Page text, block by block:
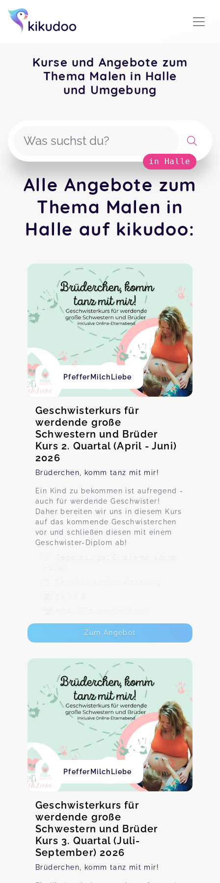
Kurse und Angebote zum
Thema Malen in Halle
und Umgebung
in Halle
Alle Angebote zum
Thema Malen in
Halle auf kikudoo:
PfefferMilchLiebe
Geschwisterkurs für
werdende große
Schwestern und Brüder
Kurs 2. Quartal (April - Juni)
2026
Brüderchen, komm tanz mit mir!
Ein Kind zu bekommen ist aufregend -
auch für werdende Geschwister!
Daher bereiten wir uns in diesem Kurs
auf das kommende Geschwisterchen
vor und schließen diesen mit einem
Geschwister-Diplom ab!
Regensburger Straße 7c, 06132
Halle
Termine nach Vereinbarung
50,00 €
Max. 0 TeilnehmerInnen
Zum Angebot
PfefferMilchLiebe
Geschwisterkurs für
werdende große
Schwestern und Brüder
Kurs 3. Quartal (Juli-
September) 2026
Brüderchen, komm tanz mit mir!